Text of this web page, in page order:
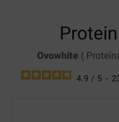
Ovowhite (
4.9 / 5 -